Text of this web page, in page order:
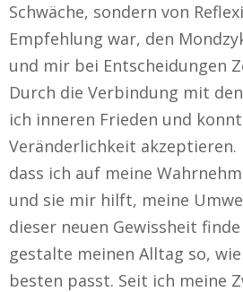
Schwäche, sondern von
Empfehlung war, den
und mir bei Entscheidungen
Durch die Verbindung mit
ich inneren Frieden und
Veränderlichkeit akzeptieren.
dass ich auf meine
und sie mir hilft, meine
dieser neuen Gewissheit
gestalte meinen Alltag so,
besten passt. Seit ich meine